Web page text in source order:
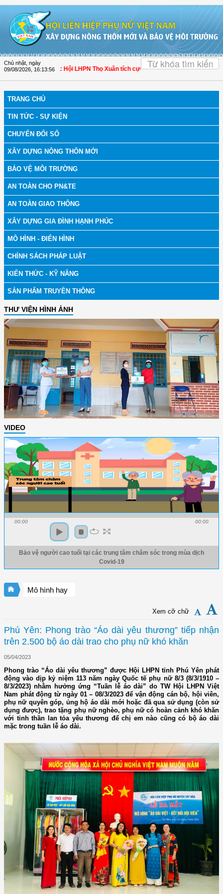
Chủ nhật, ngày
09/08/2026 16:13:57
| Thanh Hóa: Hội LHPN Thọ Xuân tích cực góp phần nâng cao tỷ lệ
TRANG CHỦ
TIN TỨC - SỰ KIỆN
CHUYỂN ĐỔI SỐ
XÂY DỰNG NÔNG THÔN MỚI
BẢO VỆ MÔI TRƯỜNG
AN TOÀN CHO PN&TE
AN TOÀN GIAO THÔNG
XÂY DỰNG GIA ĐÌNH HẠNH PHÚC
MÔ HÌNH - ĐIỂN HÌNH
CHÍNH SÁCH PHÁP LUẬT
KIẾN THỨC - KỸ NĂNG
SẢN PHẨM TRUYỀN THÔNG
THƯ VIỆN HÌNH ẢNH
VIDEO
00:00 00:00
Bảo vệ người cao tuổi tại các trung tâm chăm sóc trong mùa dịch
Covid-19
Mô hình hay
Xem cỡ chữ
Phú Yên: Phong trào “Áo dài yêu thương” tiếp nhận
trên 2.500 bộ áo dài trao cho phụ nữ khó khăn
05/04/2023
Phong trào “Áo dài yêu thương” được Hội LHPN tỉnh Phú Yên phát
động vào dịp kỷ niệm 113 năm ngày Quốc tế phụ nữ 8/3 (8/3/1910 –
8/3/2023) nhằm hưởng ứng “Tuần lễ áo dài” do TW Hội LHPN Việt
Nam phát động từ ngày 01 – 08/3/2023 để vận động cán bộ, hội viên,
phụ nữ quyên góp, ủng hộ áo dài mới hoặc đã qua sử dụng (còn sử
dụng được), trao tặng phụ nữ nghèo, phụ nữ có hoàn cảnh khó khăn
với tinh thần lan tỏa yêu thương để chị em nào cũng có bộ áo dài
mặc trong tuần lễ áo dài.
OK